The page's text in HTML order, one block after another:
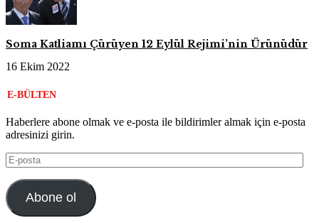
Soma Katliamı Çürüyen 12 Eylül Rejimi’nin Ürünüdür
16 Ekim 2022
E-BÜLTEN
Haberlere abone olmak ve e-posta ile bildirimler almak için e-posta
adresinizi girin.
E-
posta
Abone ol